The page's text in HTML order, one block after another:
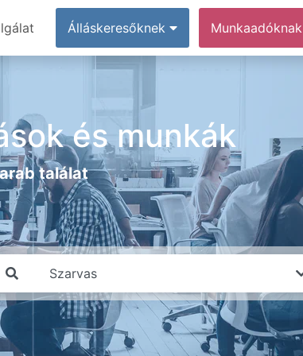
Álláskeresőknek Munkaadóknak
és munkák
találat